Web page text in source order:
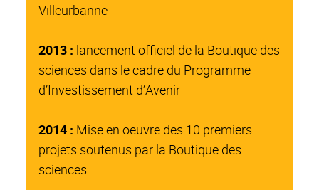
Villeurbanne
2013 : lancement officiel de la Boutique des
sciences dans le cadre du Programme
d’Investissement d’Avenir
2014 : Mise en oeuvre des 10 premiers
projets soutenus par la Boutique des
sciences